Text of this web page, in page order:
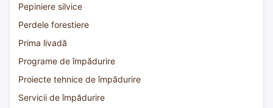
Pepiniere silvice
Perdele forestiere
Prima livadă
Programe de împădurire
Proiecte tehnice de împădurire
Servicii de împădurire